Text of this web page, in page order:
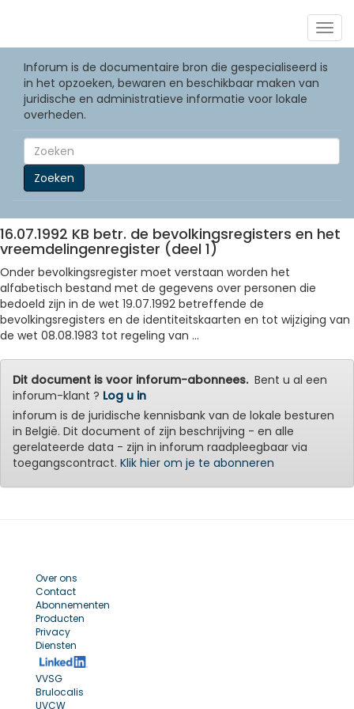
Inforum is de documentaire bron die gespecialiseerd is
in het opzoeken, bewaren en beschikbaar maken van
juridische en administratieve informatie voor lokale
overheden.
Zoeken
16.07.1992 KB betr. de bevolkingsregisters en het
vreemdelingenregister (deel 1)
Onder bevolkingsregister moet verstaan worden het
alfabetisch bestand met de gegevens over personen die
bedoeld zijn in de wet 19.07.1992 betreffende de
bevolkingsregisters en de identiteitskaarten en tot wijziging van
de wet 08.08.1983 tot regeling van ...
Dit document is voor inforum-abonnees.Bent u al een
inforum-klant ? Log u in
inforum is de juridische kennisbank van de lokale besturen
in België. Dit document of zijn beschrijving - en alle
gerelateerde data - zijn in inforum raadpleegbaar via
toegangscontract. Klik hier om je te abonneren
Over ons
Contact
Abonnementen
Producten
Privacy
Diensten
VVSG
Brulocalis
UVCW